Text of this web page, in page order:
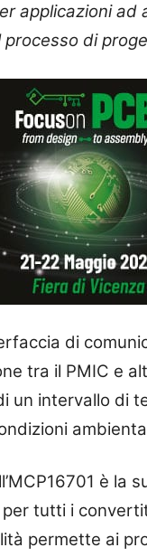
applicazioni ad
di
di
tra il PMIC e
un intervallo di
è la
tutti i
permette ai